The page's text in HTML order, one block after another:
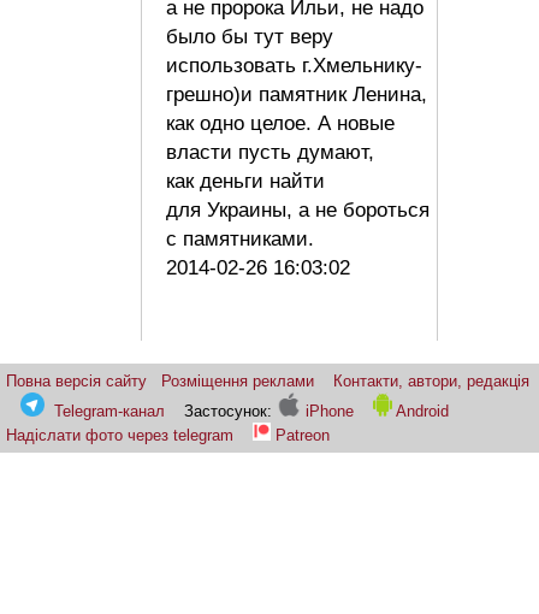
а не пророка Ильи, не надо
было бы тут веру
использовать г.Хмельнику-
грешно)и памятник Ленина,
как одно целое. А новые
власти пусть думают,
как деньги найти
для Украины, а не бороться
с памятниками.
2014-02-26 16:03:02
Повна версія сайту Розміщення реклами
Контакти, автори, редакція
Telegram-канал
Застосунок: iPhone
Android
Надіслати фото через telegram
Patreon